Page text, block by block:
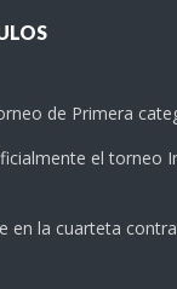
de Primera
el torneo
en la cuarteta